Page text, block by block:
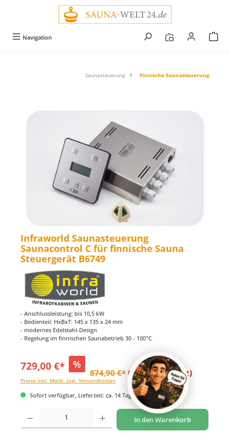
Navigation
Saunasteuerung Finnische Saunasteuerung
Bildergalerie überspringen
Infraworld Saunasteuerung
Saunacontrol C für finnische Sauna
Steuergerät B6749
- Anschlussleistung: bis 10,5 kW
- Bedienteil: HxBxT: 145 x 135 x 24 mm
- modernes Edelstahl-Design
- Regelung im finnischen Saunabetrieb 30 - 100°C
729,00 €* %
874,90 €* (16.68% gespart)
Preise inkl. MwSt. zzgl. Versandkosten
Sofort verfügbar, Lieferzeit: ca. 14 Tage
Produkt Anzahl: Gib den gewünschten Wert ein oder benutze die Schaltflächen um
In den Warenkorb